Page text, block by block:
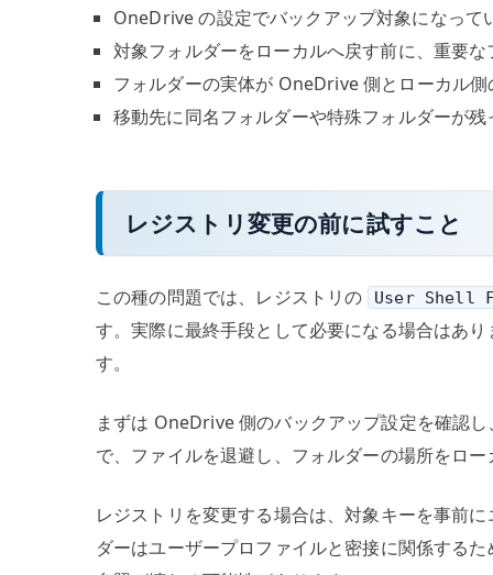
OneDrive の設定でバックアップ対象になって
対象フォルダーをローカルへ戻す前に、重要
フォルダーの実体が OneDrive 側とローカル
移動先に同名フォルダーや特殊フォルダーが
レジストリ変更の前に試すこと
この種の問題では、レジストリの User Shell
す。実際に最終手段として必要になる場合はあ
す。
まずは OneDrive 側のバックアップ設定を確認
で、ファイルを退避し、フォルダーの場所をロ
レジストリを変更する場合は、対象キーを事前
ダーはユーザープロファイルと密接に関係する